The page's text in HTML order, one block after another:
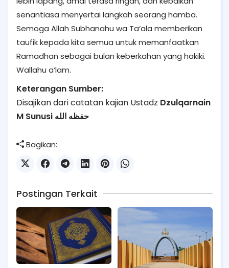
senantiasa menyertai langkah seorang hamba.
Semoga Allah Subhanahu wa Ta‘ala memberikan
taufik kepada kita semua untuk memanfaatkan
Ramadhan sebagai bulan keberkahan yang hakiki.
Wallahu a‘lam.
Keterangan Sumber:
Disajikan dari catatan kajian Ustadz Dzulqarnain
M Sunusi حفظه الله
Bagikan:
Postingan Terkait